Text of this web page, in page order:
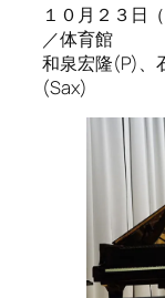
１０月２３日
／体育館
和泉宏隆(P)、
(Sax)